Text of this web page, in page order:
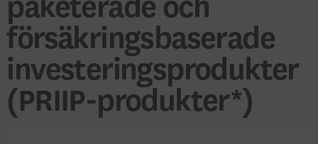
paketerade och
försäkringsbaserade
investeringsprodukter
(PRIIP-produkter*)